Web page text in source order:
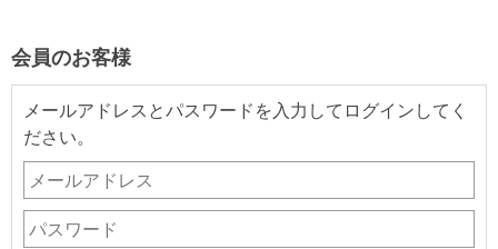
会員のお客様
メールアドレスとパスワードを入力してログインしてく
ださい。